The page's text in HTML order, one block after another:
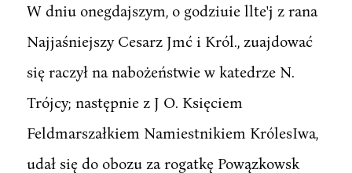
W dniu onegdajszym, o godziuie llte'j z rana
Najjaśniejszy Cesarz Jmć i Król., zuajdować
się raczył na nabożeństwie w katedrze N.
Trójcy; następnie z J O. Księciem
Feldmarszałkiem Namiestnikiem KrólesIwa,
udał się do obozu za rogatkę Powązkowsk